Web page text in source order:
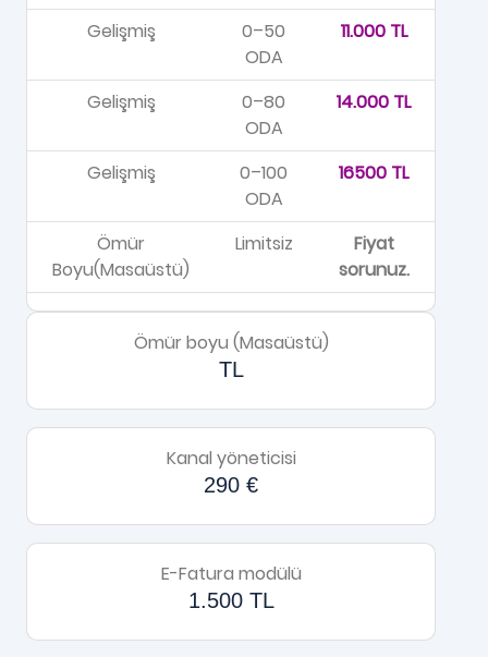
Gelişmiş
0–50
ODA
11.000 TL
Gelişmiş
0–80
ODA
14.000 TL
Gelişmiş
0–100
ODA
16500 TL
Ömür
Boyu(Masaüstü)
Limitsiz
Fiyat
sorunuz.
Ömür boyu (Masaüstü)
TL
Kanal yöneticisi
290 €
E-Fatura modülü
1.500 TL